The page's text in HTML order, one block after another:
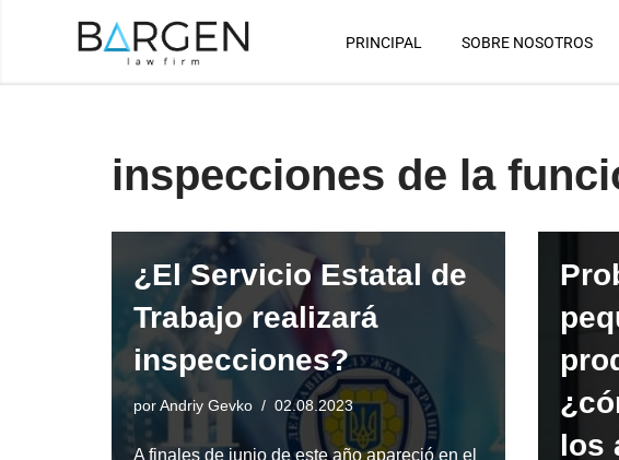
PRINCIPAL SOBRE NOSOTROS
inspecciones de la
¿El Servicio Estatal de
Trabajo realizará
inspecciones?
porAndriy Gevko 02.08.2023
A finales de junio de este año apareció en el
los